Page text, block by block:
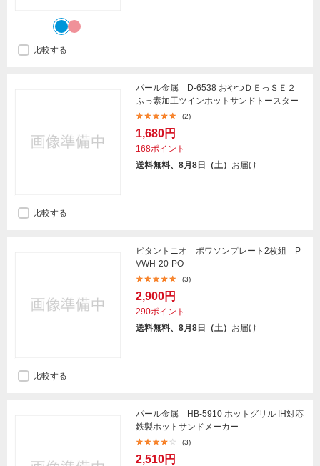
比較する
パール金属 D-6538 おやつＤＥっＳＥ２
ふっ素加工ツインホットサンドトースター
(2)
1,680円
168ポイント
送料無料、8月8日（土） お届け
比較する
ビタントニオ ポワソンプレート2枚組 P
VWH-20-PO
(3)
2,900円
290ポイント
送料無料、8月8日（土） お届け
比較する
パール金属 HB-5910 ホットグリル IH対応
鉄製ホットサンドメーカー
(3)
2,510円